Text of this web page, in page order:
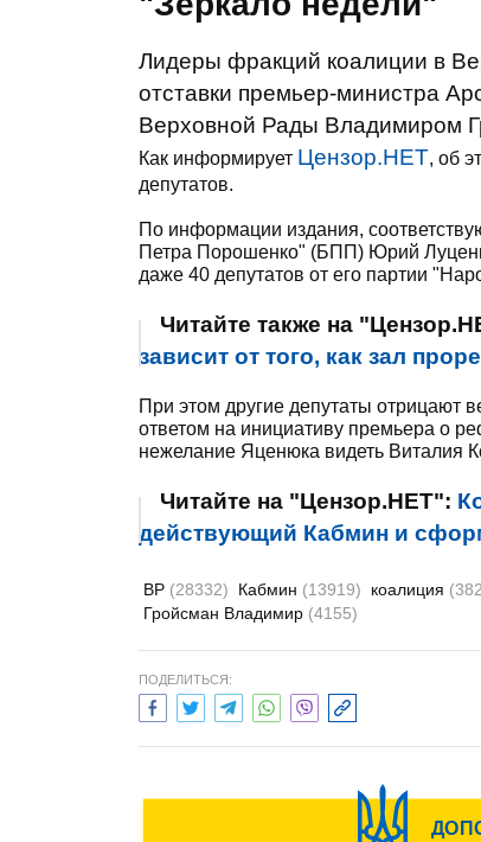
Лидеры фракций коалиции в
отставки премьер-министра
Верховной Рады Владимиром
Как информирует Цензор.НЕТ, об
депутатов.
По информации издания,
Петра Порошенко" (БПП) Юрий
даже 40 депутатов от его партии
Читайте также на
зависит от того, как зал
При этом другие депутаты отрицают
ответом на инициативу премьера о
нежелание Яценюка видеть Виталия
Читайте на "Цензор.НЕТ":
действующий Кабмин и
ВР (28332) Кабмин (13919) коалиция
Гройсман Владимир (4155)
ПОДЕЛИТЬСЯ: